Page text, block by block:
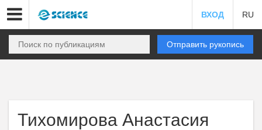
ВХОД RU
Отправить рукопись
Тихомирова Анастасия